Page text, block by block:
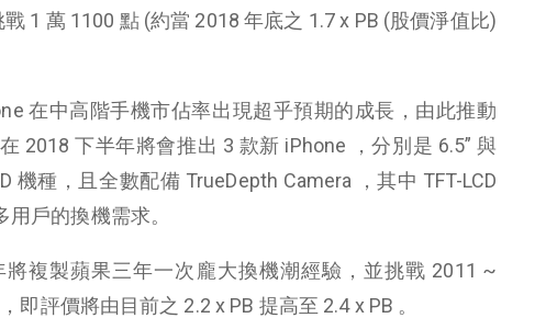
1 萬 1100 點 (約當 2018 年底之 1.7 x PB (股價淨值比)
在中高階手機市佔率出現超乎預期的成長，由此推動
2018 下半年將會推出 3 款新 iPhone ，分別是 6.5” 與
機種，且全數配備 TrueDepth Camera ，其中 TFT-LCD
戶的換機需求。
複製蘋果三年一次龐大換機潮經驗，並挑戰 2011 ~
評價將由目前之 2.2 x PB 提高至 2.4 x PB 。